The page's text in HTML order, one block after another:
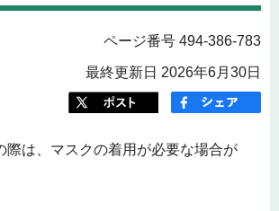
ページ番号 494-386-783
最終更新日 2026年6月30日
際は、マスクの着用が必要な場合が